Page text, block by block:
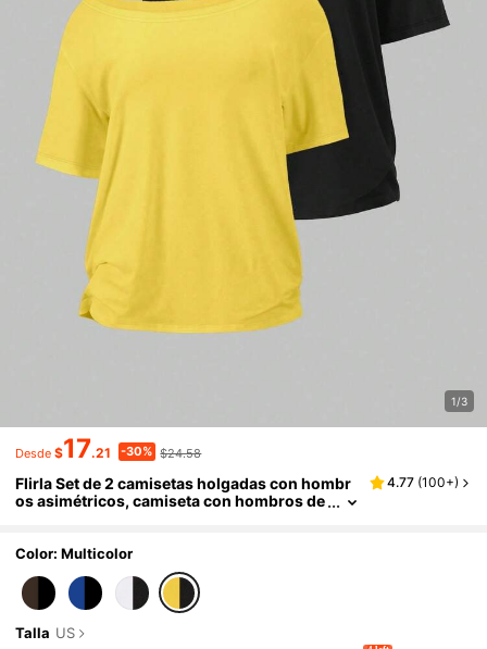
1/3
Desde $17.21 -30% $24.58
Flirla Set de 2 camisetas holgadas con hombr
os asimétricos, camiseta con hombros de
4.77 (100+)
Color: Multicolor
Talla US